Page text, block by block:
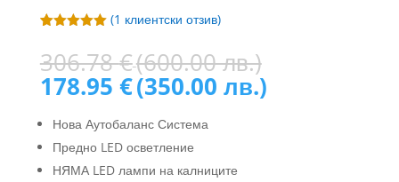
базирано
на
потребителс
(1 клиентски отзив)
306.78€(600.00 лв.)
178.95 €(350.00 лв.)Текущата
Нова Аутобаланс Система
Предно LED осветление
НЯМА LED лампи на калниците